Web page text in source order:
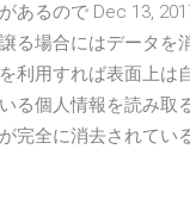
あるので Dec 13,
る場合にはデータを
利用すれば表面上は
る個人情報を読み取
完全に消去されてい